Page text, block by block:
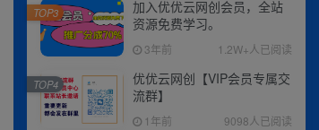
加入优优云网创会员，全站
资源免费学习。
3年前 1.2W+人已阅读
TOP3
优优云网创【VIP会员专属交
流群】
1年前 9098人已阅读
TOP4